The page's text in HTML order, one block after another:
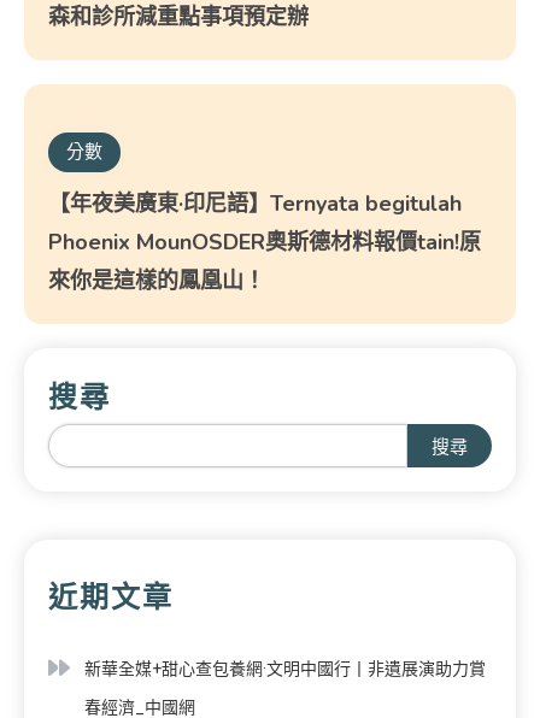
森和診所減重點事項預定辦
分數
【年夜美廣東·印尼語】Ternyata begitulah
Phoenix MounOSDER奧斯德材料報價tain!原
來你是這樣的鳳凰山！
搜尋
搜尋
近期文章
新華全媒+甜心查包養網·文明中國行丨非遺展演助力賞
春經濟_中國網